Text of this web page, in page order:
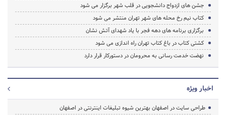
جشن های ازدواج دانشجویی در قلب شهر برگزار می شود
کتاب نیم رخ محله های شهر تهران منتشر می شود
برگزاری برنامه های دهه فجر با یاد شهدای آتش نشان
کشتی کتاب در باغ کتاب تهران راه اندازی می شود
نهضت خدمت رسانی به محرومان در دستورکار قرار دارد
اخبار ویژه
طراحی سایت در اصفهان بهترین شیوه تبلیغات اینترنتی در اصفهان